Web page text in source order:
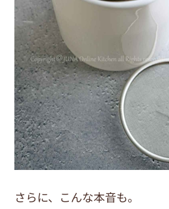
さらに、こんな本音も。